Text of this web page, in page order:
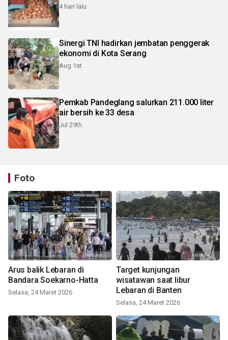
4 hari lalu
Sinergi TNI hadirkan jembatan penggerak
ekonomi di Kota Serang
Aug 1st
Pemkab Pandeglang salurkan 211.000 liter
air bersih ke 33 desa
Jul 29th
Foto
Arus balik Lebaran di
Bandara Soekarno-Hatta
Selasa, 24 Maret 2026
Target kunjungan
wisatawan saat libur
Lebaran di Banten
Selasa, 24 Maret 2026